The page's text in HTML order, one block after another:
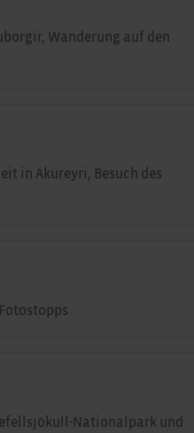
Wanderung auf den
in Akureyri, Besuch des
Nationalpark und